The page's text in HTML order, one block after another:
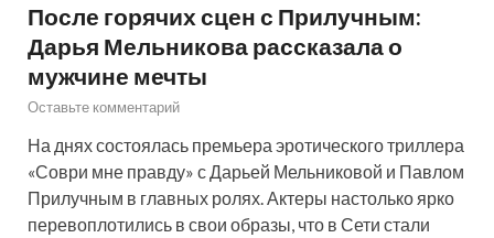
После горячих сцен с Прилучным:
Дарья Мельникова рассказала о
мужчине мечты
Оставьте комментарий
На днях состоялась премьера эротического триллера
«Соври мне правду» с Дарьей Мельниковой и Павлом
Прилучным в главных ролях. Актеры настолько ярко
перевоплотились в свои образы, что в Сети стали